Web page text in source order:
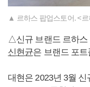
▲ 르하스 팝업스토어. <르
△신규 브랜드 르하스
신현균은 브랜드 포
대현은 2023년 3월